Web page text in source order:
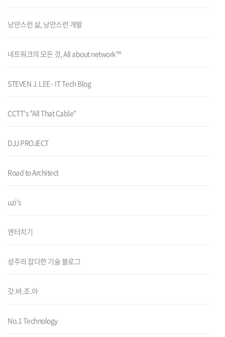
낭만스런 삶, 낭만스런 개발
네트워크의 모든 것, All about network™
STEVEN J. LEE - IT Tech Blog
CCTT's "All That Cable"
DJJ PROJECT
Road to Architect
uzi's
엔터치기
성주의 잡다한 기술 블로그
갓.바.조.아
No.1 Technology